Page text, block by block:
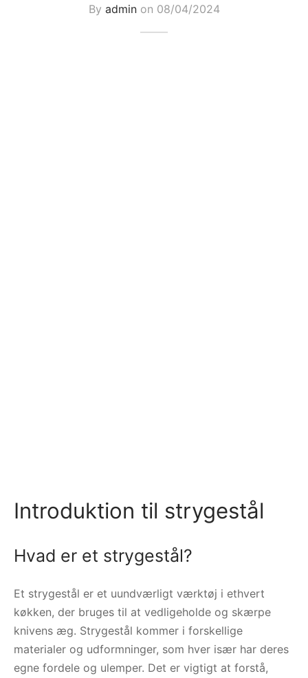
By adminon 08/04/2024
Introduktion til strygestål
Hvad er et strygestål?
Et strygestål er et uundværligt værktøj i ethvert
køkken, der bruges til at vedligeholde og skærpe
knivens æg. Strygestål kommer i forskellige
materialer og udformninger, som hver især har deres
egne fordele og ulemper. Det er vigtigt at forstå,